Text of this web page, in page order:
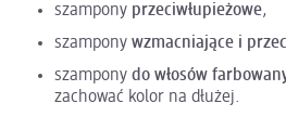
szampony przeciwłupieżowe,
szampony wzmacniające i
szampony do włosów
zachować kolor na dłużej.